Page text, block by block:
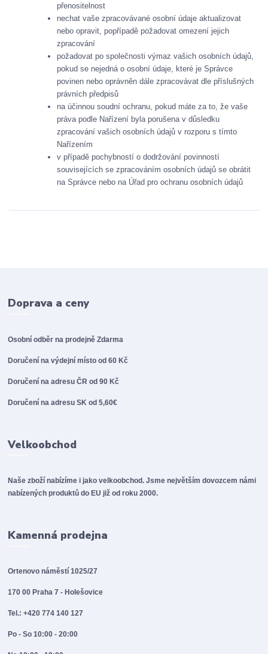
přenositelnost
nechat vaše zpracovávané osobní údaje aktualizovat
nebo opravit, popřípadě požadovat omezení jejich
zpracování
požadovat po společnosti výmaz vašich osobních údajů,
pokud se nejedná o osobní údaje, které je Správce
povinen nebo oprávněn dále zpracovávat dle příslušných
právních předpisů
na účinnou soudní ochranu, pokud máte za to, že vaše
práva podle Nařízení byla porušena v důsledku
zpracování vašich osobních údajů v rozporu s tímto
Nařízením
v případě pochybností o dodržování povinností
souvisejících se zpracováním osobních údajů se obrátit
na Správce nebo na Úřad pro ochranu osobních údajů
Doprava a ceny
Osobní odběr na prodejněZdarma
Doručení na výdejní místo od 60 Kč
Doručení na adresu ČR od 90 Kč
Doručení na adresu SK od 5,60€
Velkoobchod
Naše zboží nabízíme i jako velkoobchod. Jsme největším dovozcem námi
nabízených produktů do EU již od roku 2000.
Kamenná prodejna
Ortenovo náměstí 1025/27
170 00 Praha 7 - Holešovice
Tel.: +420 774 140 127
Po - So 10:00 - 20:00